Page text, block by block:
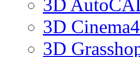
3D
3D
3D